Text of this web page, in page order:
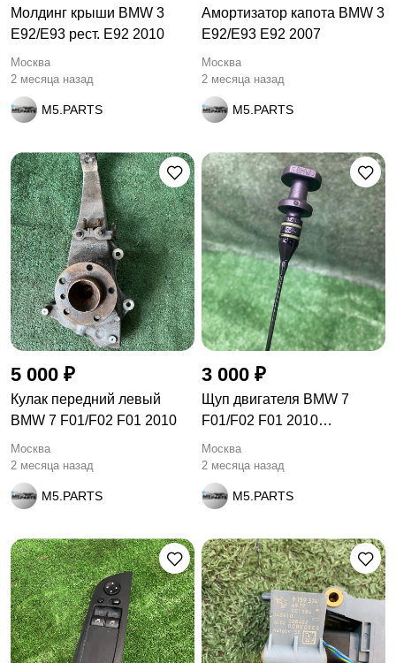
Молдинг крыши BMW 3
E92/E93 рест. E92 2010
Москва
2 месяца назад
M5.PARTS
Амортизатор капота BMW 3
E92/E93 E92 2007
Москва
2 месяца назад
M5.PARTS
5 000 ₽
Кулак передний левый
BMW 7 F01/F02 F01 2010
Москва
2 месяца назад
M5.PARTS
3 000 ₽
Щуп двигателя BMW 7
F01/F02 F01 2010
780976603
Москва
2 месяца назад
M5.PARTS